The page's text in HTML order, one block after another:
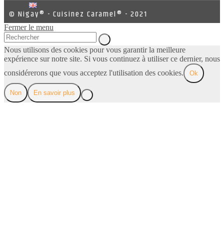
© Nigay® - Cuisinez Caramel® - 2021
Fermer le menu
Nous utilisons des cookies pour vous garantir la meilleure
expérience sur notre site. Si vous continuez à utiliser ce dernier, nous
considérerons que vous acceptez l'utilisation des cookies.
Ok
Non En savoir plus